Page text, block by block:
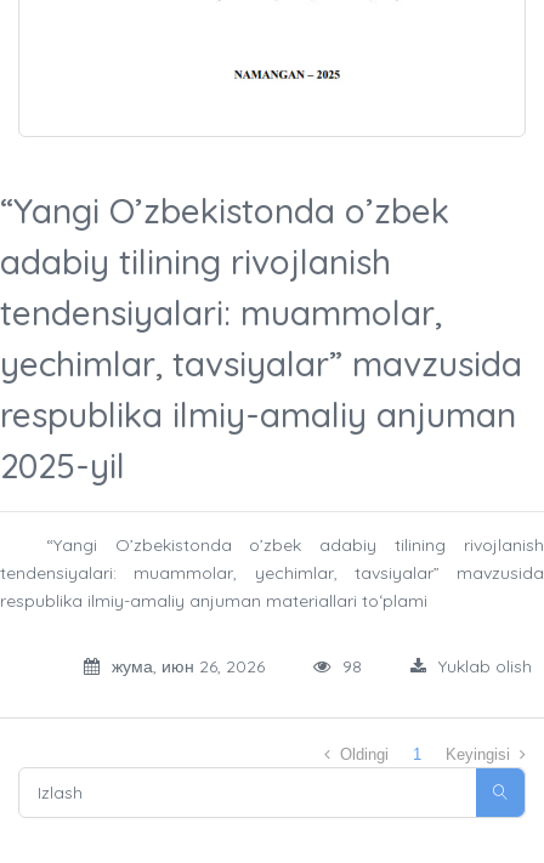
“Yangi O’zbekistonda o’zbek
adabiy tilining rivojlanish
tendensiyalari: muammolar,
yechimlar, tavsiyalar” mavzusida
respublika ilmiy-amaliy anjuman
2025-yil
“Yangi O’zbekistonda o’zbek adabiy tilining
rivojlanish
tendensiyalari: muammolar, yechimlar, tavsiyalar” mavzusida
respublika ilmiy-amaliy anjuman materiallari toʻplami
жума, июн 26, 2026 98 Yuklab olish
Oldingi 1 Keyingisi